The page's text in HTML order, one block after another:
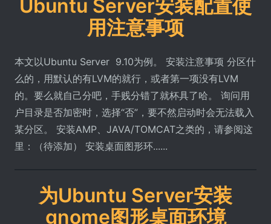
Ubuntu Server安装配置使
用注意事项
本文以Ubuntu Server 9.10为例。 安装注意事项 分区什
么的，用默认的有LVM的就行，或者第一项没有LVM
的。要么就自己分吧，手贱分错了就杯具了哈。 询问用
户目录是否加密时，选择“否”，要不然启动时会无法载入
某分区。 安装AMP、JAVA/TOMCAT之类的，请参阅这
里：（待添加） 安装桌面图形环......
为Ubuntu Server安装
gnome图形桌面环境